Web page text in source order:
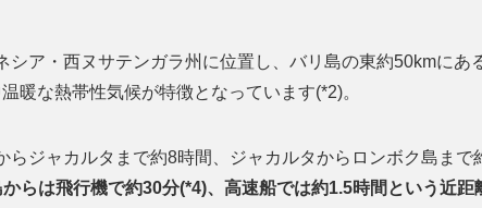
シア・西ヌサテンガラ州に位置し、バリ島の東約50kmにあ
暖な熱帯性気候が特徴となっています(*2)。
らジャカルタまで約8時間、ジャカルタからロンボク島まで
らは飛行機で約30分(*4)、高速船では約1.5時間という近